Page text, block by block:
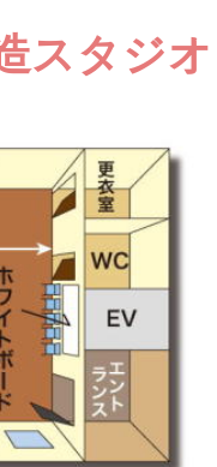
スタジ